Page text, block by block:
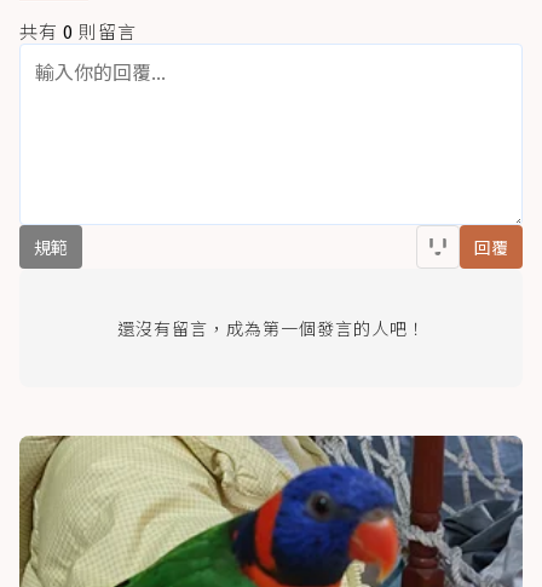
共有 0 則留言
規範 回覆
還沒有留言，成為第一個發言的人吧！